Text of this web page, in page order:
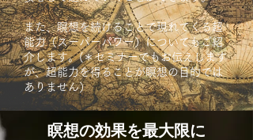
また、瞑想を続けることで現れてくる超
能力（スーパーパワー）についてもご紹
介します。(＊セミナーでもお伝えします
が、超能力を得ることが瞑想の目的では
ありません）
瞑想の効果を最大限に